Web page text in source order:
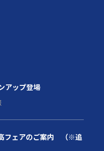
アップ登場
フェアのご案内 （※追